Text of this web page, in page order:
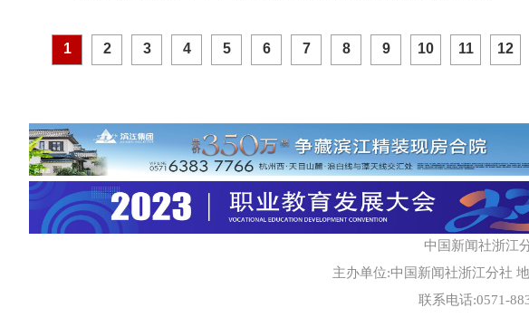
1 2 3 4 5 6 7 8 9 10 11 12
中国新闻社浙江
主办单位:中国新闻社浙江分社
联系电话:0571-